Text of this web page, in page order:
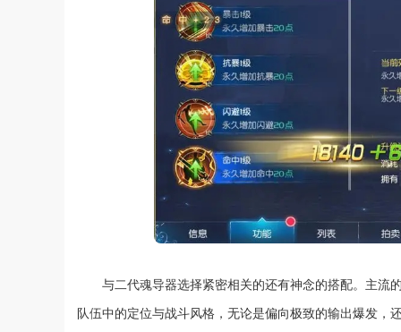
与二代魂导器选择紧密相关的还有神念的搭配。主流
队伍中的定位与战斗风格，无论是偏向极致的输出爆发，